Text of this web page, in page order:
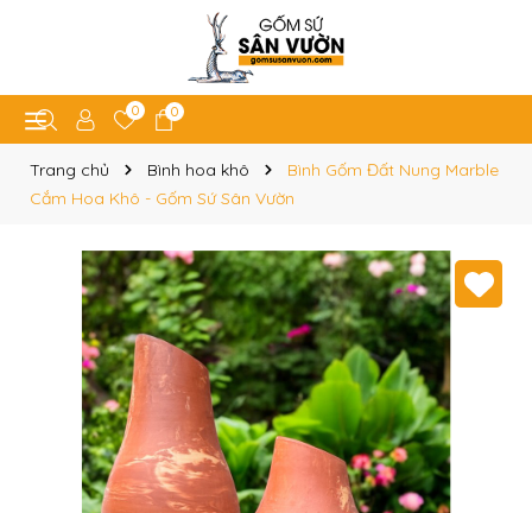
0 0
Trang chủ Bình hoa khô
Bình Gốm Đất Nung Marble
Cắm Hoa Khô - Gốm Sứ Sân Vườn